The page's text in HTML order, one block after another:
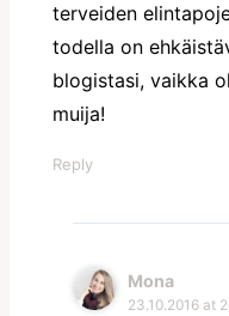
terveiden
todella on
blogistasi, vaikka
muija!
Reply
Mona
23.10.2016 at